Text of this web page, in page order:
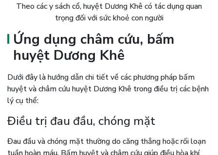
Theo các y sách cổ, huyệt Dương Khê có tác dụng quan
trọng đối với sức khoẻ con người
Ứng dụng châm cứu, bấm
huyệt Dương Khê
Dưới đây là hướng dẫn chi tiết về các phương pháp bấm
huyệt và châm cứu huyệt Dương Khê trong điều trị các bệnh
lý cụ thể:
Điều trị đau đầu, chóng mặt
Đau đầu và chóng mặt thường do căng thẳng hoặc rối loạn